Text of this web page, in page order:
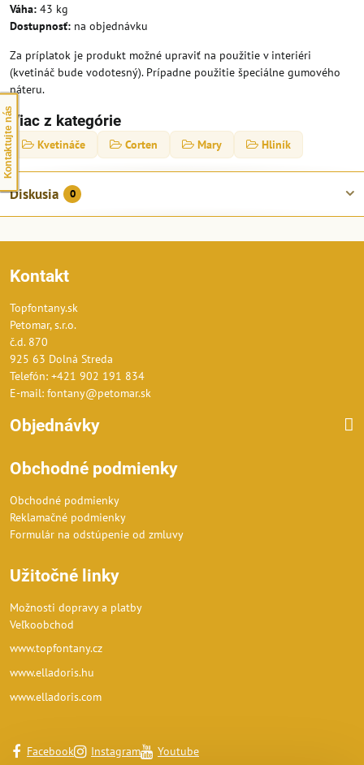
Váha: 43 kg
Dostupnosť: na objednávku
Za príplatok je produkt možné upraviť na použitie v interiéri
(kvetináč bude vodotesný). Prípadne použitie špeciálne gumového
náteru.
Viac z kategórie
Kvetináče Corten Mary Hliník
Diskusia 0
Kontakt
Topfontany.sk
Petomar, s.r.o.
č.d. 870
925 63 Dolná Streda
Telefón: +421 902 191 834
E-mail: fontany@petomar.sk
Objednávky
Obchodné podmienky
Obchodné podmienky
Reklamačné podmienky
Formulár na odstúpenie od zmluvy
Užitočné linky
Možnosti dopravy a platby
Veľkoobchod
www.topfontany.cz
www.elladoris.hu
www.elladoris.com
Facebook Instagram Youtube
Kontaktujte nás